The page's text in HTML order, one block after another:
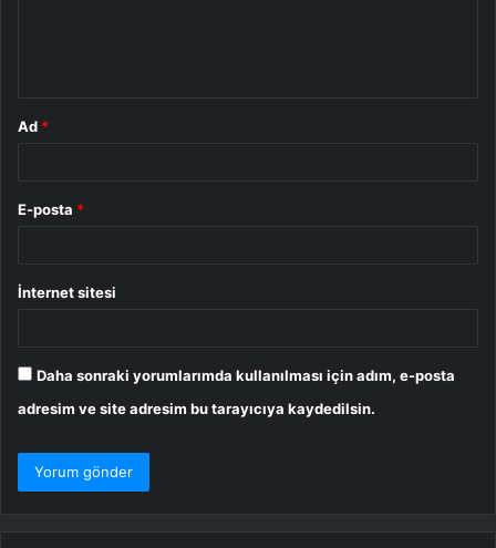
Ad *
E-posta *
İnternet sitesi
Daha sonraki yorumlarımda kullanılması için adım, e-posta
adresim ve site adresim bu tarayıcıya kaydedilsin.